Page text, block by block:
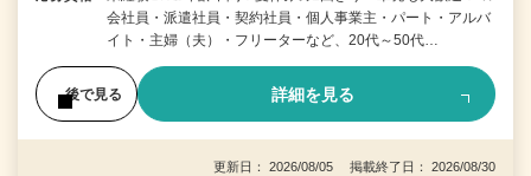
会社員・派遣社員・契約社員・個人事業主・パート・アルバ
イト・主婦（夫）・フリーターなど、20代～50代…
後で見る 詳細を見る
更新日： 2026/08/05 掲載終了日： 2026/08/30